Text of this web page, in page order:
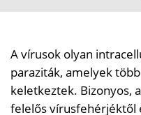
A vírusok olyan
paraziták, amelyek
keletkeztek. Bizonyos,
felelős vírusfehérjéktől